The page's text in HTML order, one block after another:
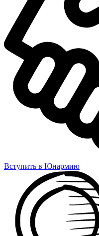
Вступить в Юнармию